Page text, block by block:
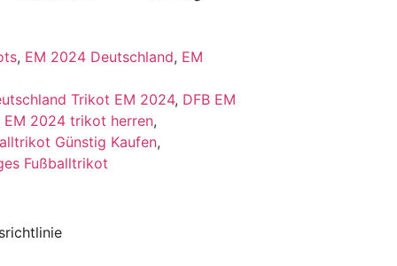
, EM 2024 Deutschland, EM
Trikot EM 2024, DFB EM
EM 2024 trikot herren,
Günstig Kaufen,
Fußballtrikot